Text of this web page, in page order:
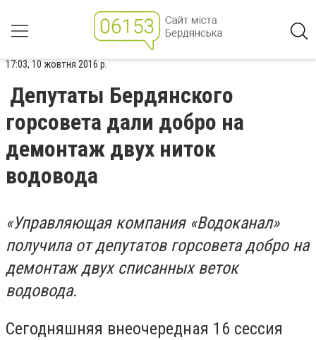
17:03, 10 жовтня 2016 р.
Депутаты Бердянского
горсовета дали добро на
демонтаж двух ниток
водовода
«Управляющая компания «Водоканал»
получила от депутатов горсовета добро на
демонтаж двух списанных веток
водовода.
Сегодняшняя внеочередная 16 сессия